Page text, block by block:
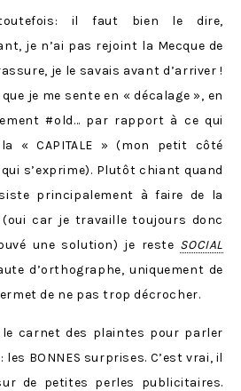
il faut bien le dire,
je n’ai pas rejoint la Mecque de
je le savais avant d’arriver !
je me sente en « décalage », en
#old… par rapport à ce qui
« CAPITALE » (mon petit côté
s’exprime). Plutôt chiant quand
principalement à faire de la
(oui car je travaille toujours donc
une solution) je reste SOCIAL
d’orthographe, uniquement de
de ne pas trop décrocher.
carnet des plaintes pour parler
BONNES surprises. C’est vrai, il
de petites perles publicitaires.